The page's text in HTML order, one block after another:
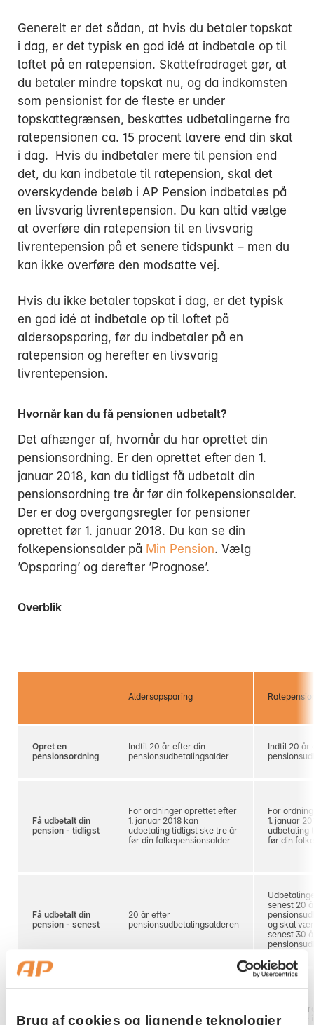
Brug af cookies og lignende teknologier
Generelt er det sådan, at hvis du betaler topskat
i dag, er det typisk en god idé at indbetale op til
loftet på en ratepension. Skattefradraget gør, at
du betaler mindre topskat nu, og da indkomsten
som pensionist for de fleste er under
topskattegrænsen, beskattes udbetalingerne fra
ratepensionen ca. 15 procent lavere end din skat
i dag. Hvis du indbetaler mere til pension end
det, du kan indbetale til ratepension, skal det
overskydende beløb i AP Pension indbetales på
en livsvarig livrentepension. Du kan altid vælge
at overføre din ratepension til en livsvarig
livrentepension på et senere tidspunkt – men du
kan ikke overføre den modsatte vej.
Hvis du ikke betaler topskat i dag, er det typisk
en god idé at indbetale op til loftet på
aldersopsparing, før du indbetaler på en
ratepension og herefter en livsvarig
livrentepension.
Hvornår kan du få pensionen udbetalt?
Det afhænger af, hvornår du har oprettet din
pensionsordning. Er den oprettet efter den 1.
januar 2018, kan du tidligst få udbetalt din
pensionsordning tre år før din folkepensionsalder.
Der er dog overgangsregler for pensioner
oprettet før 1. januar 2018. Du kan se din
folkepensionsalder på Min Pension. Vælg
’Opsparing’ og derefter ’Prognose’.
Overblik
Aldersopsparing
Opret en
pensionsordning
Indtil 20 år efter din
pensionsudbetalingsalder
Indtil 20 år
Få udbetalt din
pension - tidligst
For ordninger oprettet efter
1. januar 2018 kan
udbetaling tidligst ske tre år
før din folkepensionsalder
For
1. januar
udbetaling
før din
Få udbetalt din
pension - senest
20 år efter
pensionsudbetalingsalderen
senest 20
og skal
senest 30
Giver
personlige